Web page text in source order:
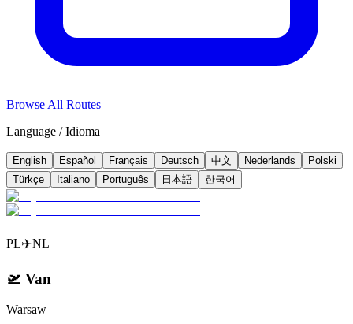
Browse All Routes
Language / Idioma
English Español Français Deutsch 中文 Nederlands
Polski
Türkçe
Italiano Português 日本語 한국어
PL✈️NL
🛫 Van
Warsaw